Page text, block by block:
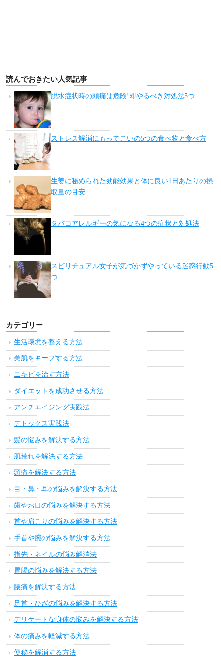
読んでおきたい人気記事
脱水症状時の頭痛は危険!即やるべき対処法5つ
ストレス解消にもってこいの5つの食べ物と食べ方
生姜に秘められた効能効果と体に良い1日あたりの摂
取量の目安
タバコアレルギーの気になる4つの症状と対処法
スピリチュアル女子が気づかずやっている迷惑行動5
つ
カテゴリー
生活環境を整える方法
美肌をキープする方法
ニキビを治す方法
ダイエットを成功させる方法
アンチエイジング実践法
デトックス実践法
髪の悩みを解決する方法
肌荒れを解決する方法
頭痛を解決する方法
目・鼻・耳の悩みを解決する方法
歯やお口の悩みを解決する方法
首や肩こりの悩みを解決する方法
手首や腕の悩みを解決する方法
指先・ネイルの悩み解消法
胃腸の悩みを解決する方法
腰痛を解決する方法
足首・ひざの悩みを解決する方法
デリケートな身体の悩みを解決する方法
体の痛みを軽減する方法
便秘を解消する方法